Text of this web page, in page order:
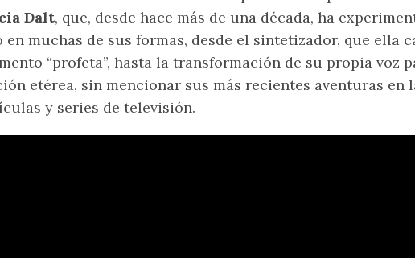
Dalt, que, desde hace más de una década, ha
en muchas de sus formas, desde el sintetizador, que ella
“profeta”, hasta la transformación de su propia voz
etérea, sin mencionar sus más recientes aventuras en
y series de televisión.